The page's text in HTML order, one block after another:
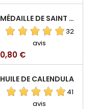
MÉDAILLE DE SAINT BENOIT EN ALUMINIUM
32
avis
Prix
0,80 €
HUILE DE CALENDULA
41
avis